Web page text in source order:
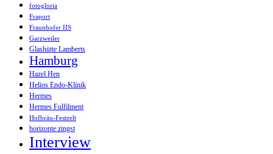
fotogloria
Fraport
Fraunhofer IIS
Garzweiler
Glashütte Lamberts
Hamburg
Hazel Hen
Helios Endo-Klinik
Hermes
Hermes Fulfilment
Hofbräu-Festzelt
horizonte zingst
Interview